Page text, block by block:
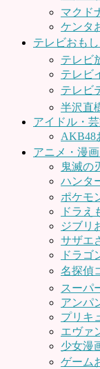
マクド
ケンタ
テレビおも
テレビ
テレビ
テレビ
半沢直
アイドル・
AKB48
アニメ・漫
鬼滅の
ハンタ
ポケモ
ドラえ
ジブリ
サザエ
ドラゴ
名探偵
スーパ
アンパ
プリキ
エヴァ
少女漫
ゲーム